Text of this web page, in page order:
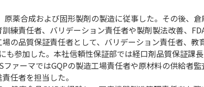
薬合成および固形製剤の製造に従事した。その後、倉
練責任者、バリデーション責任者や製剤製法改善、
の品質保証責任者として、バリデーション責任者、教
も参加した。本社信頼性保証部では経口剤品質保証課長
ァーマではGQPの製造工場責任者や原材料の供給者監
任者を担当した。